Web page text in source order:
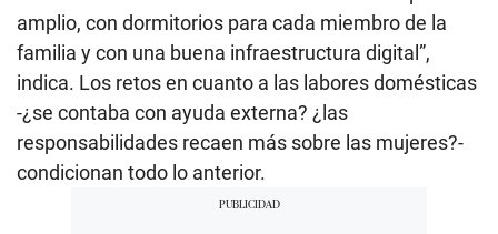
amplio, con dormitorios para cada miembro de la
familia y con una buena infraestructura digital”,
indica. Los retos en cuanto a las labores domésticas
-¿se contaba con ayuda externa? ¿las
responsabilidades recaen más sobre las mujeres?-
condicionan todo lo anterior.